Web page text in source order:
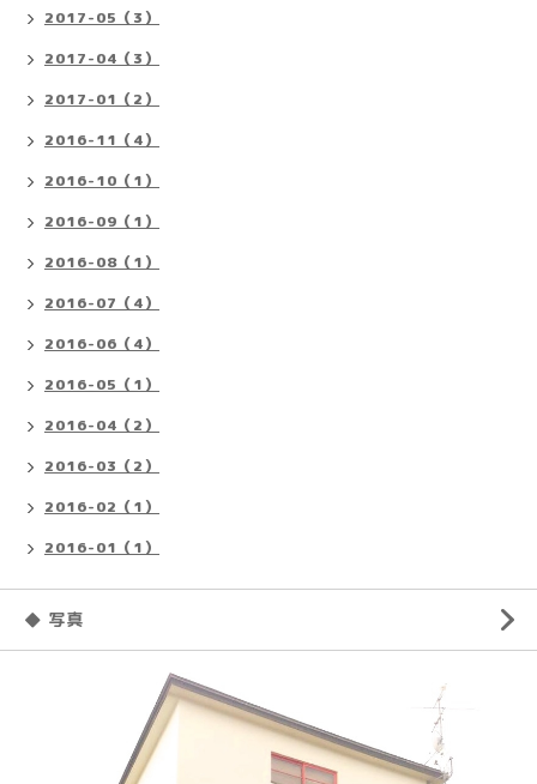
2017-05（3）
2017-04（3）
2017-01（2）
2016-11（4）
2016-10（1）
2016-09（1）
2016-08（1）
2016-07（4）
2016-06（4）
2016-05（1）
2016-04（2）
2016-03（2）
2016-02（1）
2016-01（1）
◆ 写真